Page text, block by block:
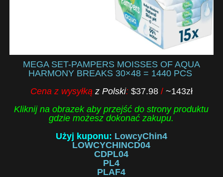
MEGA SET-PAMPERS MOISSES OF AQUA
HARMONY BREAKS 30×48 = 1440 PCS
Cena z wysyłką z Polski: $37.98 / ~143zł
Kliknij na obrazek aby przejść do strony produktu
gdzie możesz dokonać zakupu.
Użyj kuponu: LowcyChin4
LOWCYCHINCD04
CDPL04
PL4
PLAF4